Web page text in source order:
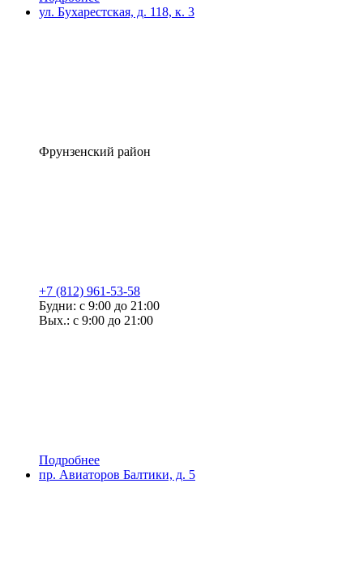
ул. Бухарестская, д. 118, к. 3
Фрунзенский район
+7 (812) 961-53-58
Будни: с 9:00 до 21:00
Вых.: с 9:00 до 21:00
Подробнее
пр. Авиаторов Балтики, д. 5